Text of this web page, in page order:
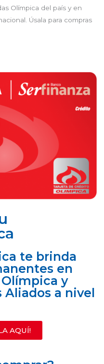
Olímpica del país y en
Úsala para compras
te brinda
en
y
a nivel
AQUÍ!